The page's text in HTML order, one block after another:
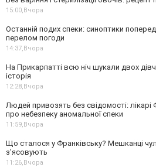
15:00, Вчора
Останній подих спеки: синоптики
перелом погоди
14:37, Вчора
На Прикарпатті всю ніч шукали двох
історія
12:28, Вчора
Людей привозять без свідомості:
про небезпеку аномальної спеки
11:59, Вчора
Що сталося у Франківську? Мешканці
з’ясовують
11:26, Вчора